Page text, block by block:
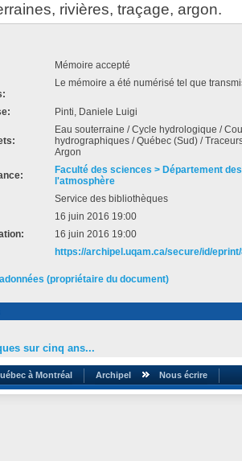
rivières, traçage, argon.
Mémoire accepté
Le mémoire a été numérisé tel que
Pinti, Daniele Luigi
Eau souterraine / Cycle hydrologique /
hydrographiques / Québec (Sud) /
Argon
Faculté des sciences > Département
l'atmosphère
Service des bibliothèques
16 juin 2016 19:00
16 juin 2016 19:00
https://archipel.uqam.ca/secure/id/
(propriétaire du document)
sur cinq ans...
à Montréal Archipel Nous écrire